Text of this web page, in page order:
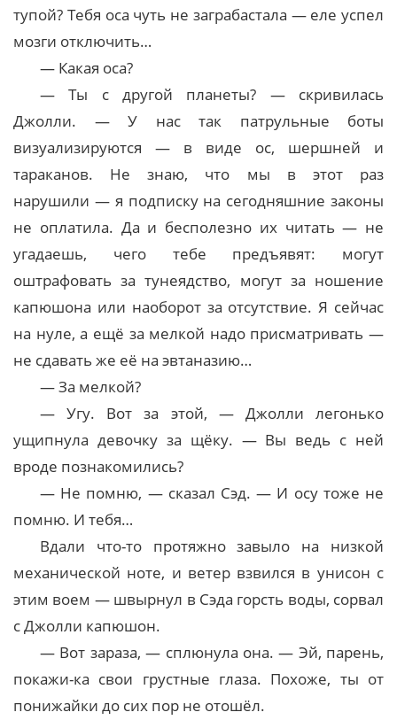
тупой? Тебя оса чуть не заграбастала — еле успел
мозги отключить…
— Какая оса?
— Ты с другой планеты? — скривилась
Джолли. — У нас так патрульные боты
визуализируются — в виде ос, шершней и
тараканов. Не знаю, что мы в этот раз
нарушили — я подписку на сегодняшние законы
не оплатила. Да и бесполезно их читать — не
угадаешь, чего тебе предъявят: могут
оштрафовать за тунеядство, могут за ношение
капюшона или наоборот за отсутствие. Я сейчас
на нуле, а ещё за мелкой надо присматривать —
не сдавать же её на эвтаназию…
— За мелкой?
— Угу. Вот за этой, — Джолли легонько
ущипнула девочку за щёку. — Вы ведь с ней
вроде познакомились?
— Не помню, — сказал Сэд. — И осу тоже не
помню. И тебя…
Вдали что-то протяжно завыло на низкой
механической ноте, и ветер взвился в унисон с
этим воем — швырнул в Сэда горсть воды, сорвал
с Джолли капюшон.
— Вот зараза, — сплюнула она. — Эй, парень,
покажи-ка свои грустные глаза. Похоже, ты от
понижайки до сих пор не отошёл.